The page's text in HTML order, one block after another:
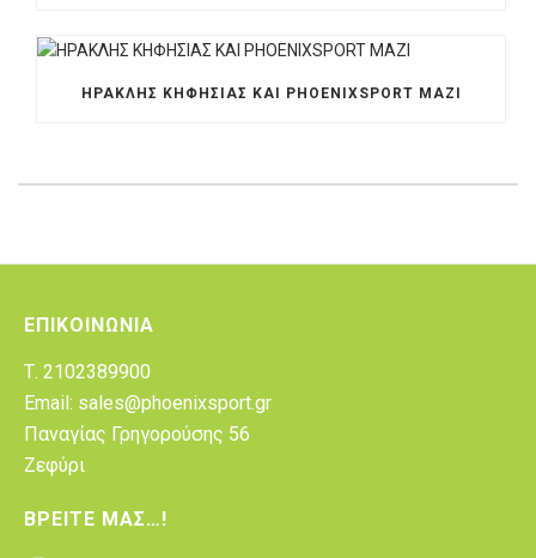
ΗΡΑΚΛΗΣ ΚΗΦΗΣΙΑΣ ΚΑΙ PHOENIXSPORT MAZI
ΕΠΙΚΟΙΝΩΝΊΑ
Τ. 2102389900
Email: sales@phoenixsport.gr
Παναγίας Γρηγορούσης 56
Ζεφύρι
ΒΡΕΊΤΕ ΜΑΣ…!